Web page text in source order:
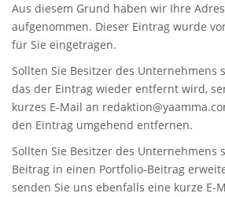
Aus diesem Grund haben wir Ihre
aufgenommen. Dieser Eintrag wurde
für Sie eingetragen.
Sollten Sie Besitzer des Unternehmens
das der Eintrag wieder entfernt wird,
kurzes E-Mail an
den Eintrag umgehend entfernen.
Sollten Sie Besitzer des Unternehmens
Beitrag in einen Portfolio-Beitrag
senden Sie uns ebenfalls eine kurze E-